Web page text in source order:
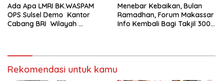
Ada Apa LMRI BK.WASPAM
OPS Sulsel Demo Kantor
Cabang BRI Wilayah
Menebar Kebaikan, Bulan
Ramadhan, Forum Makassar
Info Kembali Bagi Takjil 300
Rekomendasi untuk kamu